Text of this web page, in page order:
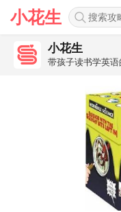
小花生
小花生
带孩子读书学英语